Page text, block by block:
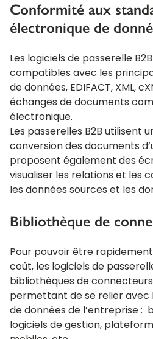
Conformité aux
électronique de
Les logiciels de passerelle
compatibles avec les
de données, EDIFACT, XML,
échanges de documents
électronique.
Les passerelles B2B utilisent
conversion des documents
proposent également des
visualiser les relations et les
les données sources et les
Bibliothèque de
Pour pouvoir être
coût, les logiciels de
bibliothèques de
permettant de se relier avec
de données de l’entreprise :
logiciels de gestion,